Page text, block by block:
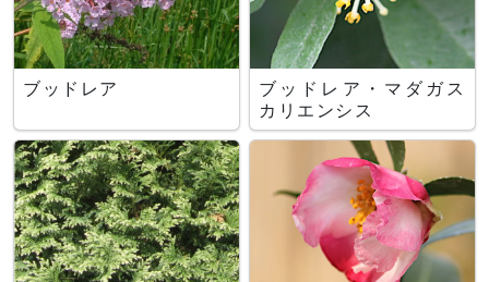
ブッドレア
ブッドレア・マダガス
カリエンシス